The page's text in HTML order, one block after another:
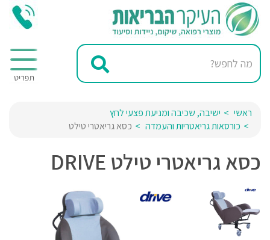
ראשי
ישיבה, שכיבה ומניעת פצעי לחץ
כורסאות גריאטריות והעמדה
כסא גריאטרי טילט
כסא גריאטרי טילט DRIVE